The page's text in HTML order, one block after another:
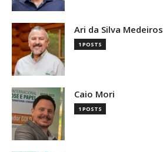
Ari da Silva Medeiros
1 POSTS
Caio Mori
1 POSTS